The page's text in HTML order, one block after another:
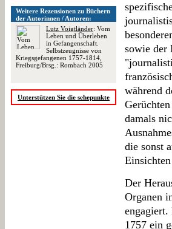
Weitere Rezensionen zu Büchern
der Autorinnen / Autoren:
Lutz Voigtländer: Vom
Leben und Überleben
in Gefangenschaft.
Selbstzeugnisse von
Kriegsgefangenen 1757-1814,
Freiburg/Brsg.: Rombach 2005
Unterstützen Sie die sehepunkte
sowie der
während
damals
die sonst
Der
Organen
1757 ein